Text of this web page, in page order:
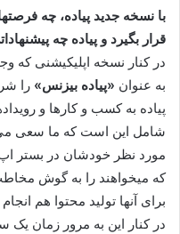
با نسخه جدید پیاده، چه
قرار بگیرد و پیاده چه
در کنار نسخه اپلیکیشنی که
به عنوان «پیاده بیزنس» را
پیاده به کسب و کارها و
شامل این است که ما سعی
مورد نظر خودشان در بستر
که میخواهند را به گوش
برای آنها تولید محتوا هم
در کنار این به مرور زمان یک